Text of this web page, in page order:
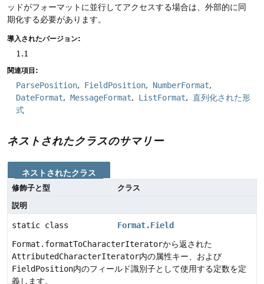
ッドがフォーマットに並行してアクセスする場合は、外部的に同
期化する必要があります。
導入されたバージョン:
1.1
関連項目:
ParsePosition FieldPosition
NumberFormat
DateFormat
MessageFormat ListFormat
直列化された形
式
ネストされたクラスのサマリー
ネストされたクラス
修飾子と型
クラス
説明
static class
Format.Field
Format.formatToCharacterIteratorから返された
AttributedCharacterIterator内の属性キー、および
FieldPosition内のフィールド識別子として使用する定数を定
義します。